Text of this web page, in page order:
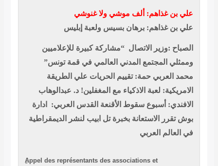
علي بن غذاهم: ألف موشي ولا غنوشي
علي بن غذاهم: برهان بسيس ولعبة إبليس
الصباح :وزير الاتصال “مشاركة كبيرة للإعلاميين
وممثلي المجتمع المدني العالمي في قمة تونس”
محمد العربي حمة: تقييم الحريات علي الطريقة
الامريكية: لعبة الاذكياء مع المغفلين!د. عبدالوهاب
الافندي: أسبوع سقوط الأقنعة القدس العربي: ادارة
بوش تقرر الاستعانة بخبرة تل ابيب لنشر الديمقراطية
في العالم العربي
ِAppel des représentants des associations et